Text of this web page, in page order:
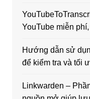
YouTube miễn
Hướng dẫn sử
để kiểm tra và tối
Linkwarden –